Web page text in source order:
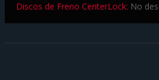
Discos de Freno CenterLock: No